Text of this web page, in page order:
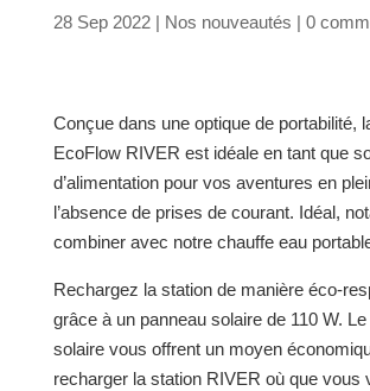
28 Sep 2022| Nos nouveautés | 0
Conçue dans une optique de portabilité,
EcoFlow RIVER est idéale en tant que
d’alimentation pour vos aventures en
l’absence de prises de courant. Idéal,
combiner avec notre chauffe eau
Rechargez la station de manière éco-
grâce à un panneau solaire de 110 W.
solaire vous offrent un moyen
recharger la station RIVER où que vous